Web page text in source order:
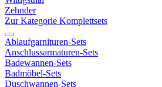
Zehnder
Zur Kategorie Komplettsets
Ablaufgarnituren-Sets
Anschlussarmaturen-Sets
Badewannen-Sets
Badmöbel-Sets
Duschwannen-Sets